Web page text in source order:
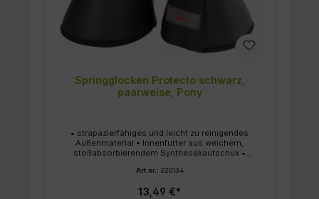
Springglocken Protecto schwarz,
paarweise, Pony
• strapazierfähiges und leicht zu reinigendes
Außenmaterial • Innenfutter aus weichem,
stoßabsorbierendem Synthesekautschuk •
Art.nr.: 320134
13,49 €*